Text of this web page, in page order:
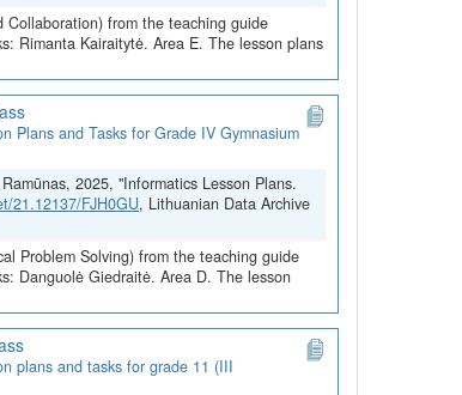
from the teaching guide
Rimanta Kairaitytė. Area E. The lesson plans
Plans and Tasks for Grade IV Gymnasium
2025, "Informatics Lesson Plans.
21.12137/FJH0GU, Lithuanian Data Archive
Problem Solving) from the teaching guide
Danguolė Giedraitė. Area D. The lesson
plans and tasks for grade 11 (III